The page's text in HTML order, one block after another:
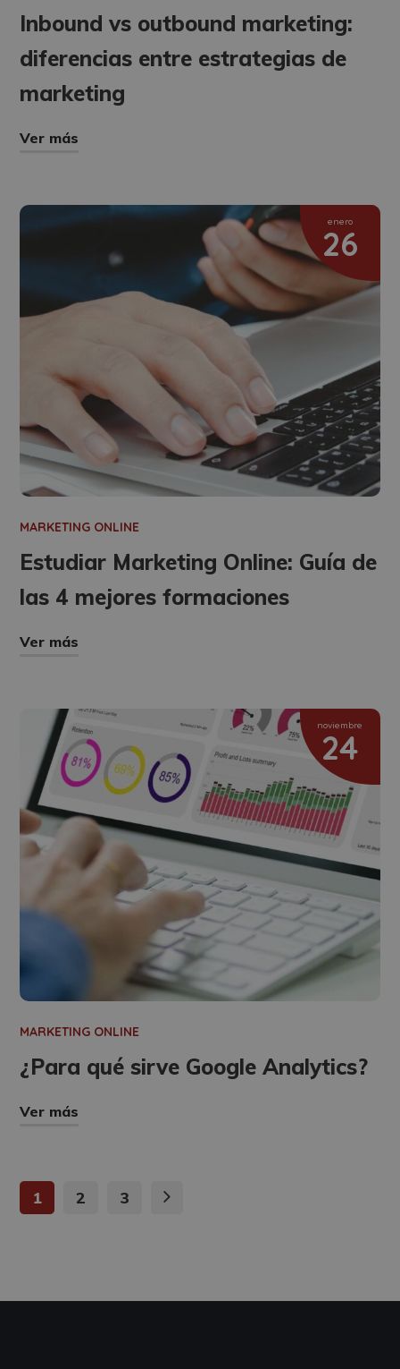
Inbound vs outbound marketing:
diferencias entre estrategias de
marketing
Ver más
enero
26
MARKETING ONLINE
Estudiar Marketing Online: Guía de
las 4 mejores formaciones
Ver más
noviembre
24
MARKETING ONLINE
¿Para qué sirve Google Analytics?
Ver más
1 2 3